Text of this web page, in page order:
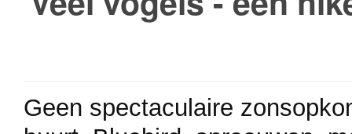
Geen spectaculaire